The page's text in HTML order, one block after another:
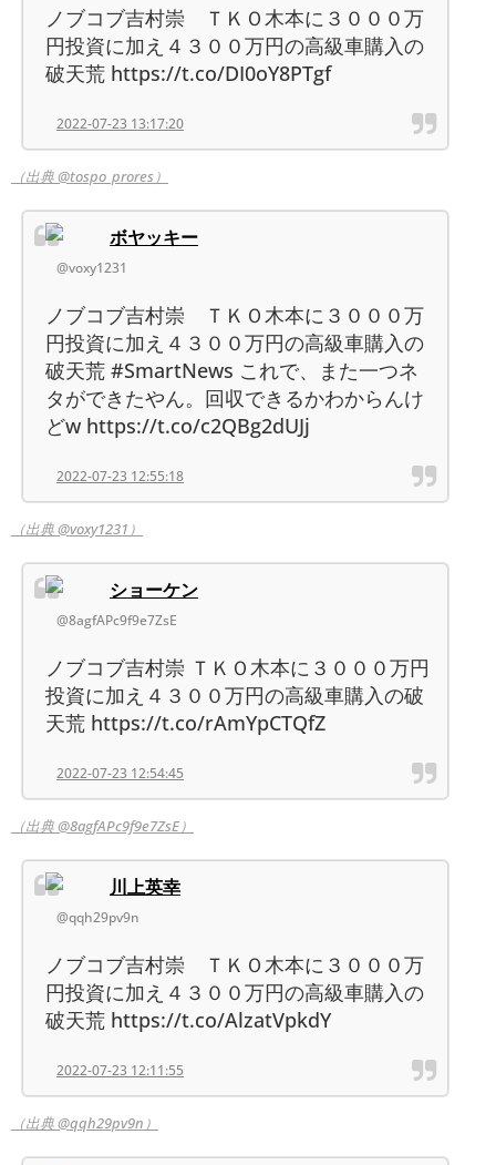
ノブコブ吉村崇 ＴＫＯ木本に３０００万
円投資に加え４３００万円の高級車購入の
破天荒 https://t.co/DI0oY8PTgf
2022-07-23 13:17:20
（出典 @tospo_prores）
ボヤッキー
@voxy1231
ノブコブ吉村崇 ＴＫＯ木本に３０００万
円投資に加え４３００万円の高級車購入の
破天荒 #SmartNews これで、また一つネ
タができたやん。回収できるかわからんけ
どw https://t.co/c2QBg2dUJj
2022-07-23 12:55:18
（出典 @voxy1231）
ショーケン
@8agfAPc9f9e7ZsE
ノブコブ吉村崇 ＴＫＯ木本に３０００万円
投資に加え４３００万円の高級車購入の破
天荒 https://t.co/rAmYpCTQfZ
2022-07-23 12:54:45
（出典 @8agfAPc9f9e7ZsE）
川上英幸
@qqh29pv9n
ノブコブ吉村崇 ＴＫＯ木本に３０００万
円投資に加え４３００万円の高級車購入の
破天荒 https://t.co/AlzatVpkdY
2022-07-23 12:11:55
（出典 @qqh29pv9n）